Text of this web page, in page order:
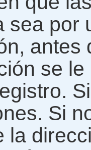
sea por
antes
se
Si
la